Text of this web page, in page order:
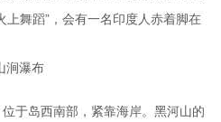
上舞蹈”，会有一名印度人赤着脚在
涧瀑布
岛西南部，紧靠海岸。黑河山的